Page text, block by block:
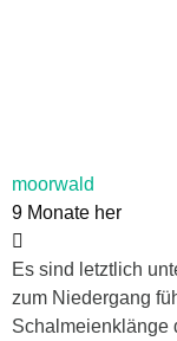
moorwald
9 Monate her
Es sind letztlich
zum Niedergang
Schalmeienklänge